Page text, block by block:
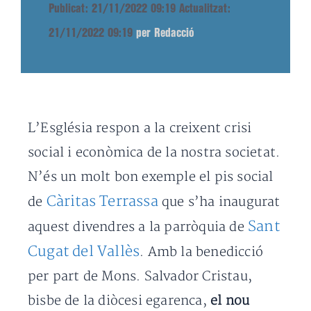
Publicat: 21/11/2022 09:19 Actualitzat:
21/11/2022 09:19 per Redacció
L’Església respon a la creixent crisi
social i econòmica de la nostra societat.
N’és un molt bon exemple el pis social
de Càritas Terrassaque s’ha inaugurat
aquest divendres a la parròquia de Sant
Cugat del Vallès. Amb la benedicció
per part de Mons. Salvador Cristau,
bisbe de la diòcesi egarenca, el nou